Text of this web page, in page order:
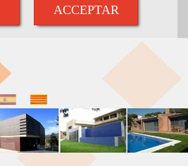
ACCEPTAR